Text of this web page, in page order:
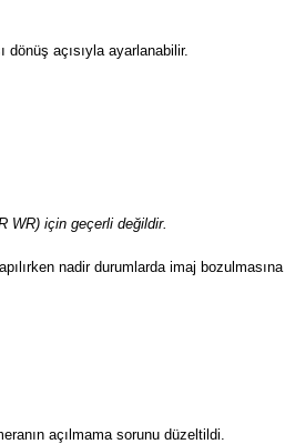
dönüş açısıyla ayarlanabilir.
WR) için geçerli değildir.
nadir durumlarda imaj bozulmasına
açılmama sorunu düzeltildi.